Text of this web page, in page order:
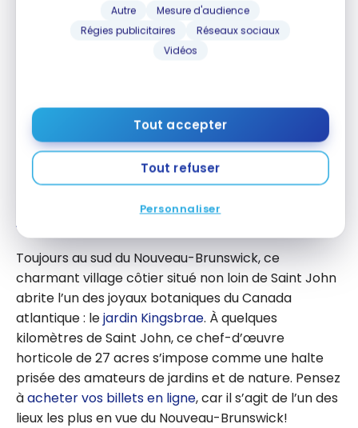
Autre
Mesure d'audience
Régies publicitaires
Réseaux sociaux
Vidéos
Tout accepter
Tout refuser
Personnaliser
Toujours au sud du Nouveau-Brunswick, ce
charmant village côtier situé non loin de Saint John
abrite l’un des joyaux botaniques du Canada
atlantique : lejardin Kingsbrae. À quelques
kilomètres de Saint John, ce chef-d’œuvre
horticole de 27 acres s’impose comme une halte
prisée des amateurs de jardins et de nature. Pensez
àacheter vos billets en ligne, car il s’agit de l’un des
lieux les plus en vue du Nouveau-Brunswick!